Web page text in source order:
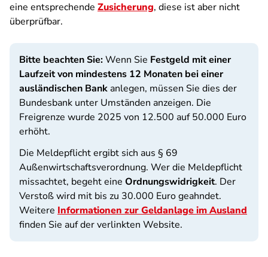
eine entsprechende Zusicherung, diese ist aber nicht
überprüfbar.
Bitte beachten Sie:Wenn Sie Festgeld mit einer
Laufzeit von mindestens 12 Monaten bei einer
ausländischen Bankanlegen, müssen Sie dies der
Bundesbank unter Umständen anzeigen. Die
Freigrenze wurde 2025 von 12.500 auf 50.000 Euro
erhöht.
Die Meldepflicht ergibt sich aus § 69
Außenwirtschaftsverordnung. Wer die Meldepflicht
missachtet, begeht eine Ordnungswidrigkeit. Der
Verstoß wird mit bis zu 30.000 Euro geahndet.
Weitere Informationen zur Geldanlage im Ausland
finden Sie auf der verlinkten Website.